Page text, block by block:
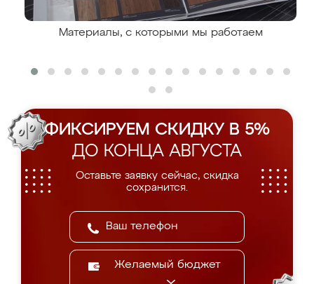
Материалы, с которыми мы работаем
ФИКСИРУЕМ СКИДКУ В 5%
ДО КОНЦА АВГУСТА
Оставьте заявку сейчас, скидка
сохранится.
Желаемый бюджет